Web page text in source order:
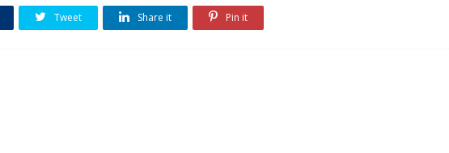
Tweet Share it Pin it